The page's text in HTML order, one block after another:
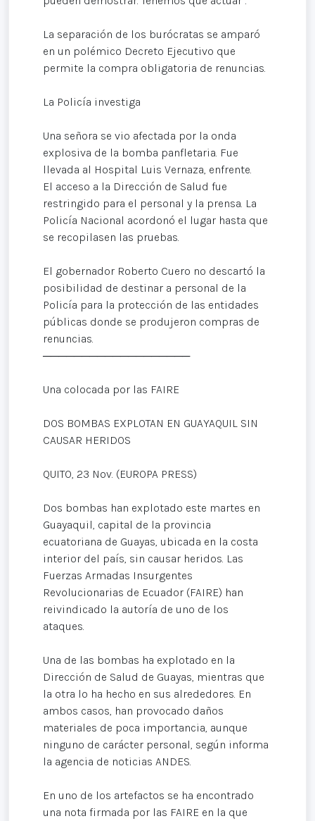
La separación de los burócratas se amparó
en un polémico Decreto Ejecutivo que
permite la compra obligatoria de renuncias.
La Policía investiga
Una señora se vio afectada por la onda
explosiva de la bomba panfletaria. Fue
llevada al Hospital Luis Vernaza, enfrente.
El acceso a la Dirección de Salud fue
restringido para el personal y la prensa. La
Policía Nacional acordonó el lugar hasta que
se recopilasen las pruebas.
El gobernador Roberto Cuero no descartó la
posibilidad de destinar a personal de la
Policía para la protección de las entidades
públicas donde se produjeron compras de
renuncias.
───────────────────
Una colocada por las FAIRE
DOS BOMBAS EXPLOTAN EN GUAYAQUIL SIN
CAUSAR HERIDOS
QUITO, 23 Nov. (EUROPA PRESS)
Dos bombas han explotado este martes en
Guayaquil, capital de la provincia
ecuatoriana de Guayas, ubicada en la costa
interior del país, sin causar heridos. Las
Fuerzas Armadas Insurgentes
Revolucionarias de Ecuador (FAIRE) han
reivindicado la autoría de uno de los
ataques.
Una de las bombas ha explotado en la
Dirección de Salud de Guayas, mientras que
la otra lo ha hecho en sus alrededores. En
ambos casos, han provocado daños
materiales de poca importancia, aunque
ninguno de carácter personal, según informa
la agencia de noticias ANDES.
En uno de los artefactos se ha encontrado
una nota firmada por las FAIRE en la que